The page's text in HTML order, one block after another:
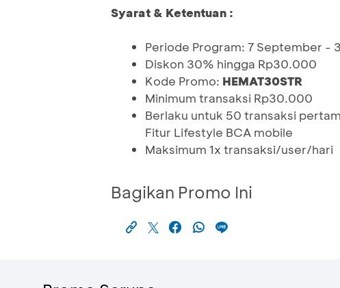
Syarat & Ketentuan :
Periode Program: 7 September -
Diskon 30% hingga Rp30.000
Kode Promo: HEMAT30STR
Minimum transaksi Rp30.000
Berlaku untuk 50 transaksi
Fitur Lifestyle BCA mobile
Maksimum 1x transaksi/user/hari
Bagikan Promo Ini